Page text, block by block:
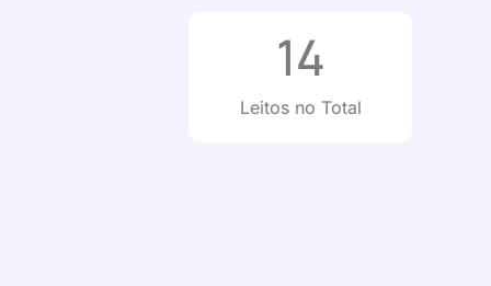
Leitos no Total
14